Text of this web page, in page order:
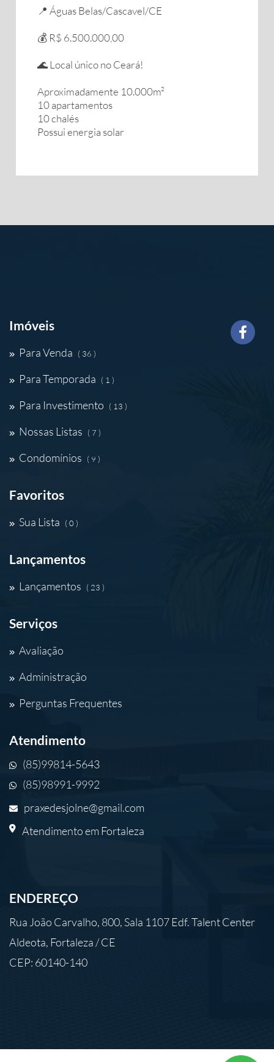
📍 Águas Belas/Cascavel/CE
💰 R$ 6.500.000,00
🌊 Local único no Ceará!
Aproximadamente 10.000m²
10 apartamentos
10 chalés
Possui energia solar
Imóveis
Para Venda ( 36 )
Para Temporada ( 1 )
Para Investimento ( 13 )
Nossas Listas ( 7 )
Condomínios ( 9 )
Favoritos
Sua Lista ( 0 )
Lançamentos
Lançamentos ( 23 )
Serviços
Avaliação
Administração
Perguntas Frequentes
Atendimento
(85)99814-5643
(85)98991-9992
praxedesjolne@gmail.com
Atendimento em Fortaleza
ENDEREÇO
Rua João Carvalho, 800, Sala 1107 Edf. Talent Center
Aldeota, Fortaleza / CE
CEP: 60140-140